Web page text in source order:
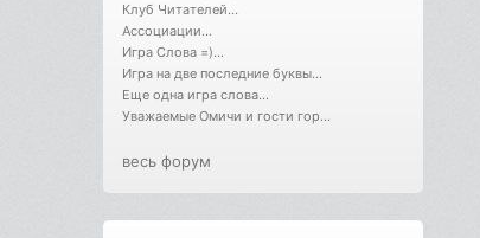
Клуб Читателей...
Ассоциации...
Игра Слова =)...
Игра на две последние буквы...
Еще одна игра слова...
Уважаемые Омичи и гости гор...
весь форум